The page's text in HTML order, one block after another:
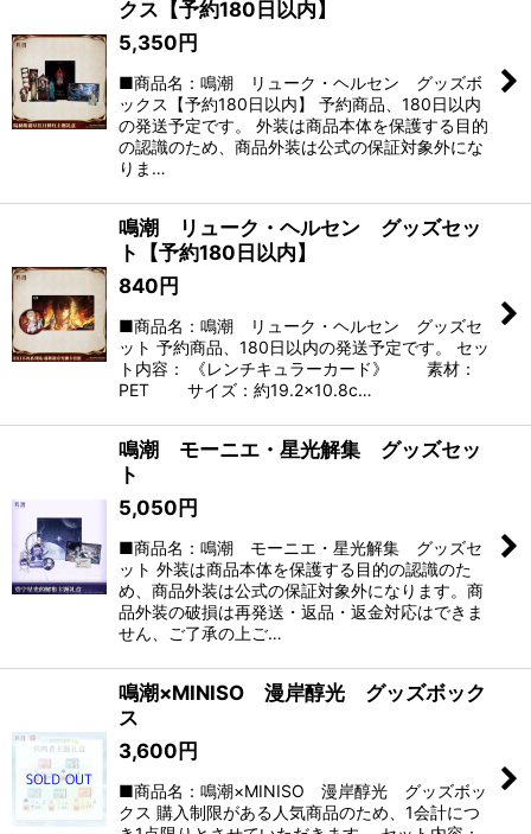
クス【予約180日以内】
5,350 円
■商品名：鳴潮 リューク・ヘルセン グッズボ
ックス【予約180日以内】 予約商品、180日以内
の発送予定です。 外装は商品本体を保護する目的
の認識のため、商品外装は公式の保証対象外にな
りま…
鳴潮 リューク・ヘルセン グッズセッ
ト【予約180日以内】
840 円
■商品名：鳴潮 リューク・ヘルセン グッズセ
ット 予約商品、180日以内の発送予定です。 セッ
ト内容： 《レンチキュラーカード》 素材：
PET サイズ：約19.2×10.8c…
鳴潮 モーニエ・星光解集 グッズセッ
ト
5,050 円
■商品名：鳴潮 モーニエ・星光解集 グッズセ
ット 外装は商品本体を保護する目的の認識のた
め、商品外装は公式の保証対象外になります。商
品外装の破損は再発送・返品・返金対応はできま
せん、ご了承の上ご…
鳴潮×MINISO 漫岸醇光 グッズボック
ス
3,600 円
■商品名：鳴潮×MINISO 漫岸醇光 グッズボッ
クス 購入制限がある人気商品のため、1会計につ